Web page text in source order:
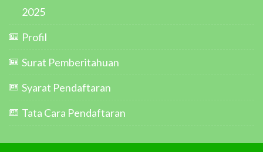
2025
Profil
Surat Pemberitahuan
Syarat Pendaftaran
Tata Cara Pendaftaran